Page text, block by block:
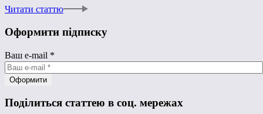
Читати статтю
Оформити підписку
Ваш e-mail *
Поділиться статтею в соц. мережах